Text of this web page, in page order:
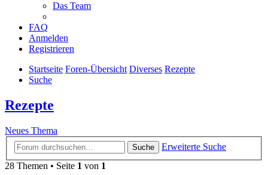
Das Team
FAQ
Anmelden
Registrieren
Startseite Foren-Übersicht Diverses Rezepte
Suche
Rezepte
Neues Thema
Suche
Erweiterte Suche
28 Themen • Seite 1 von 1